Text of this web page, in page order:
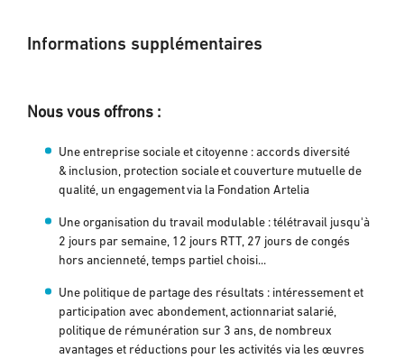
Informations supplémentaires
Nous vous offrons :
Une entreprise sociale et citoyenne : accords diversité
& inclusion, protection sociale et couverture mutuelle de
qualité, un engagement via la Fondation Artelia
Une organisation du travail modulable : télétravail jusqu'à
2 jours par semaine, 12 jours RTT, 27 jours de congés
hors ancienneté, temps partiel choisi...
Une politique de partage des résultats : intéressement et
participation avec abondement, actionnariat salarié,
politique de rémunération sur 3 ans, de nombreux
avantages et réductions pour les activités via les œuvres